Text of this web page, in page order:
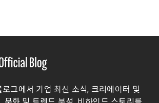
그에서 기업 최신 소식, 크리에이터 및